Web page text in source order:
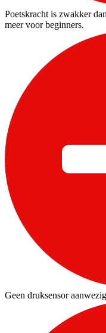
Poetskracht is zwakker
meer voor beginners.
Geen druksensor